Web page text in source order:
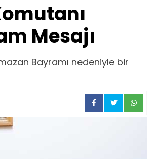
Mesajı
Bayramı nedeniyle bir